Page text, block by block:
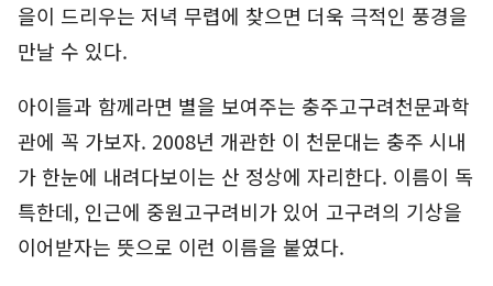
을이 드리우는 저녁 무렵에 찾으면 더욱 극적인 풍경을
만날 수 있다.
아이들과 함께라면 별을 보여주는 충주고구려천문과학
관에 꼭 가보자. 2008년 개관한 이 천문대는 충주 시내
가 한눈에 내려다보이는 산 정상에 자리한다. 이름이 독
특한데, 인근에 중원고구려비가 있어 고구려의 기상을
이어받자는 뜻으로 이런 이름을 붙였다.